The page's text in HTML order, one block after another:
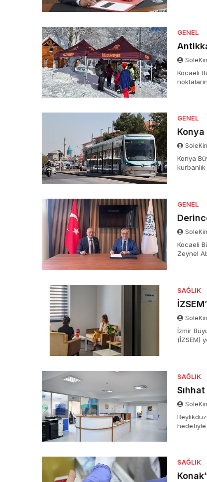
GENEL
Kocaeli
GENEL
Konya
Konya
GENEL
Kocaeli
Zeynel
SAĞLIK
İzmir
(İZSEM)
SAĞLIK
hedefiyle
SAĞLIK